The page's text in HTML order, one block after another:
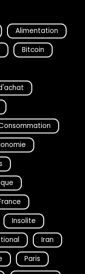
Alimentation
Bitcoin
Insolite
Iran
Paris